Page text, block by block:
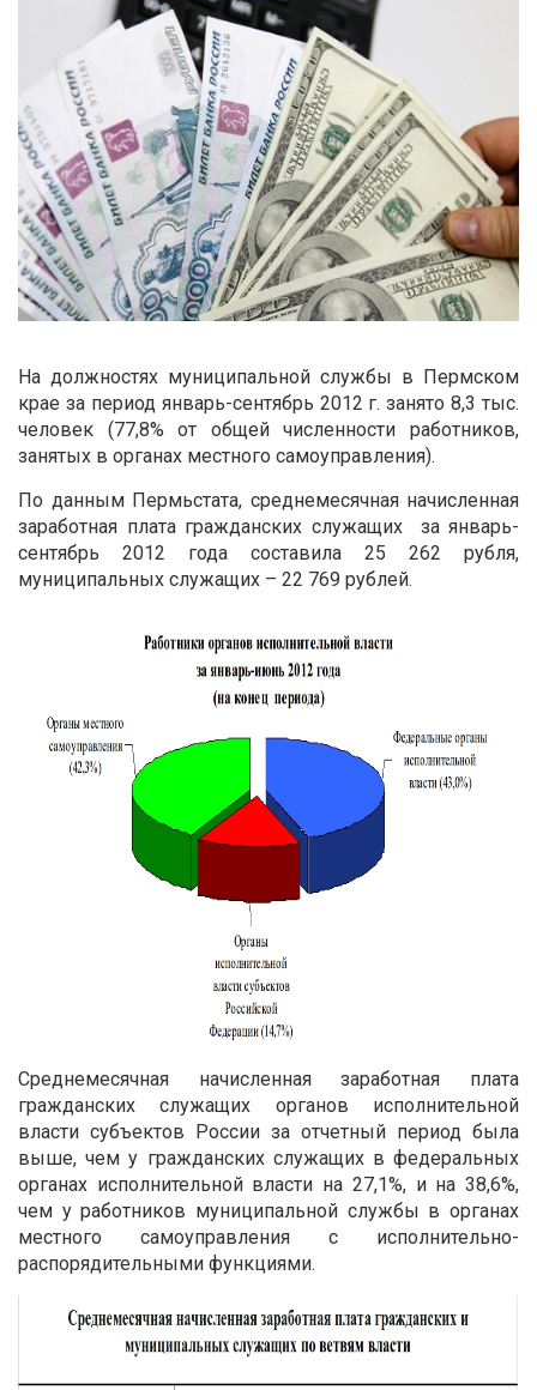
На должностях муниципальной службы в Пермском
крае за период январь-сентябрь 2012 г. занято 8,3 тыс.
человек (77,8% от общей численности работников,
занятых в органах местного самоуправления).
По данным Пермьстата, среднемесячная начисленная
заработная плата гражданских служащих за январь-
сентябрь 2012 года составила 25 262 рубля,
муниципальных служащих – 22 769 рублей.
Среднемесячная начисленная заработная плата
гражданских служащих органов исполнительной
власти субъектов России за отчетный период была
выше, чем у гражданских служащих в федеральных
органах исполнительной власти на 27,1%, и на 38,6%,
чем у работников муниципальной службы в органах
местного самоуправления с исполнительно-
распорядительными функциями.